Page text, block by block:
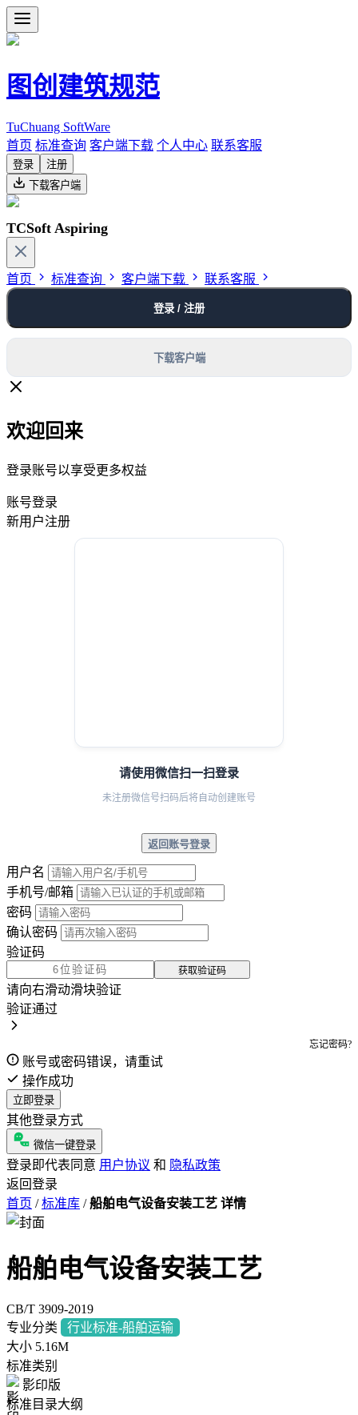
图创建筑规范
TuChuang SoftWare
首页 标准查询 客户端下载 个人中心 联系客服
登录
注册
下载客户端
TCSoft Aspiring
首页 标准查询 客户端下载 联系客服
登录 / 注册
下载客户端
欢迎回来
登录账号以享受更多权益
账号登录
新用户注册
请使用微信扫一扫登录
未注册微信号扫码后将自动创建账号
返回账号登录
用户名
手机号/邮箱
密码
确认密码
验证码
获取验证码
请向右滑动滑块验证
验证通过
忘记密码?
账号或密码错误，请重试
操作成功
立即登录
其他登录方式
微信一键登录
登录即代表同意 用户协议 和 隐私政策
返回登录
首页 / 标准库 / 船舶电气设备安装工艺 详情
船舶电气设备安装工艺
CB/T 3909-2019
专业分类
行业标准-船舶运输
大小 5.16M
标准类别
影印版
标准目录大纲